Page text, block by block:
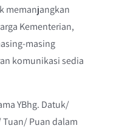
memanjangkan
Kementerian,
masing
komunikasi sedia
YBhg. Datuk/
Tuan/ Puan dalam